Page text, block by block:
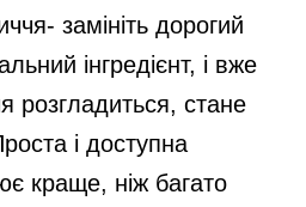
замініть дорогий
інгредієнт, і вже
розгладиться, стане
і доступна
краще, ніж багато